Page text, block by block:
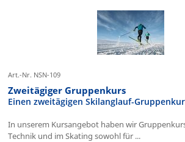
Art.-Nr. NSN-109
Zweitägiger Gruppenkurs
Einen zweitägigen Skilanglauf-
In unserem Kursangebot haben wir
Technik und im Skating sowohl für ...